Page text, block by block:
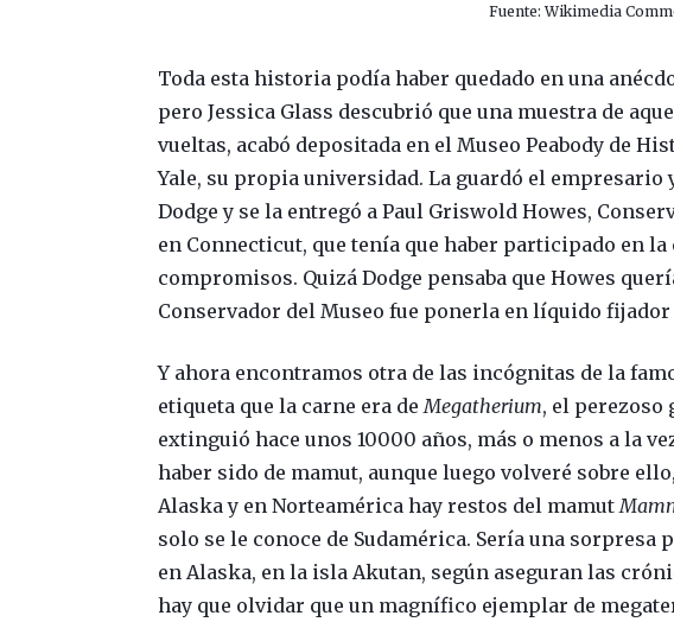
Fuente: Wikimedia
Toda esta historia podía haber quedado en una
pero Jessica Glass descubrió que una muestra de
vueltas, acabó depositada en el Museo Peabody de
Yale, su propia universidad. La guardó el
Dodge y se la entregó a Paul Griswold Howes,
en Connecticut, que tenía que haber participado en
compromisos. Quizá Dodge pensaba que Howes
Conservador del Museo fue ponerla en líquido
Y ahora encontramos otra de las incógnitas de la
etiqueta que la carne era de Megatherium, el perezoso
extinguió hace unos 10000 años, más o menos a la
haber sido de mamut, aunque luego volveré sobre
Alaska y en Norteamérica hay restos del mamut
solo se le conoce de Sudamérica. Sería una
en Alaska, en la isla Akutan, según aseguran las
hay que olvidar que un magnífico ejemplar de